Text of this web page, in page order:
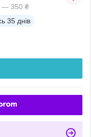
— 350 ₴
35 днів